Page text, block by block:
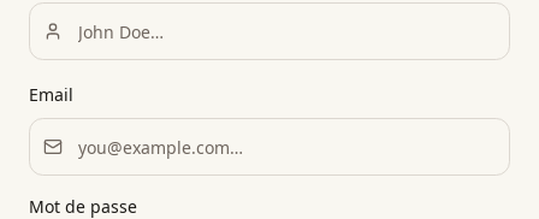
Email
Mot de passe